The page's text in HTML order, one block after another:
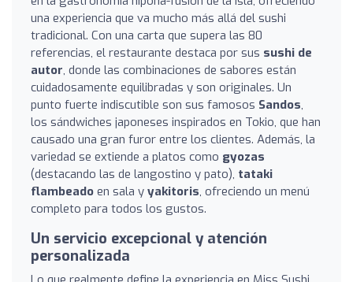
una experiencia que va mucho más allá del sushi
tradicional. Con una carta que supera las 80
referencias, el restaurante destaca por sus sushi de
autor, donde las combinaciones de sabores están
cuidadosamente equilibradas y son originales. Un
punto fuerte indiscutible son sus famosos Sandos,
los sándwiches japoneses inspirados en Tokio, que han
causado una gran furor entre los clientes. Además, la
variedad se extiende a platos como gyozas
(destacando las de langostino y pato), tataki
flambeado en sala y yakitoris, ofreciendo un menú
completo para todos los gustos.
Un servicio excepcional y atención
personalizada